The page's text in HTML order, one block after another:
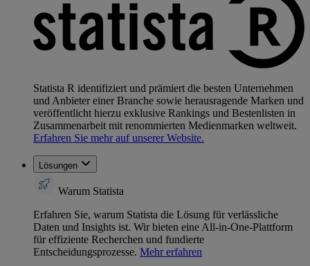
Statista R identifiziert und prämiert die besten Unternehmen
und Anbieter einer Branche sowie herausragende Marken und
veröffentlicht hierzu exklusive Rankings und Bestenlisten in
Zusammenarbeit mit renommierten Medienmarken weltweit.
Erfahren Sie mehr auf unserer Website.
Lösungen
Warum Statista
Erfahren Sie, warum Statista die Lösung für verlässliche
Daten und Insights ist. Wir bieten eine All-in-One-Plattform
für effiziente Recherchen und fundierte
Entscheidungsprozesse. Mehr erfahren